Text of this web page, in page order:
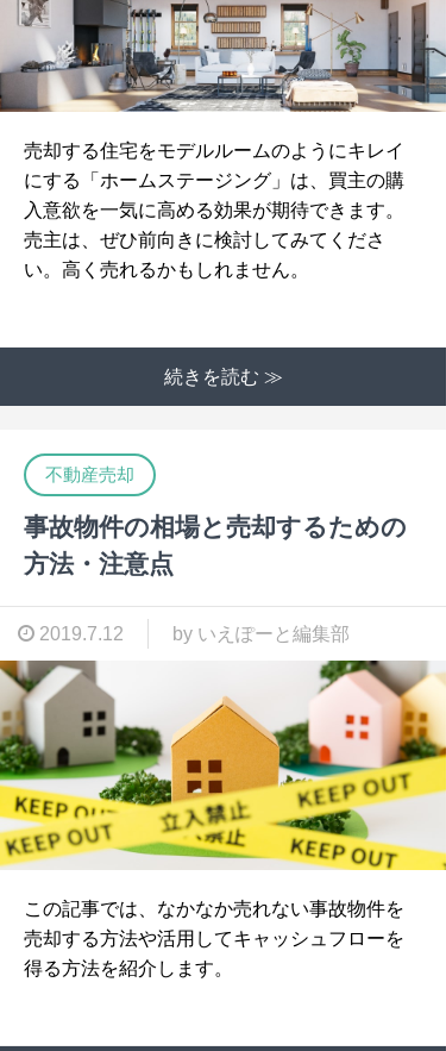
売却する住宅をモデルルームのようにキレイ
にする「ホームステージング」は、買主の購
入意欲を一気に高める効果が期待できます。
売主は、ぜひ前向きに検討してみてくださ
い。高く売れるかもしれません。
続きを読む ≫
不動産売却
事故物件の相場と売却するための
方法・注意点
2019.7.12 by いえぽーと編集部
この記事では、なかなか売れない事故物件を
売却する方法や活用してキャッシュフローを
得る方法を紹介します。